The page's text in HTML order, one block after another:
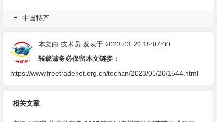
中国特产
本文由 技术员 发表于 2023-03-20 15:07:00
转载请务必保留本文链接：
https://www.freetradenet.org.cn/techan/2023/03/20/1544.html
相关文章